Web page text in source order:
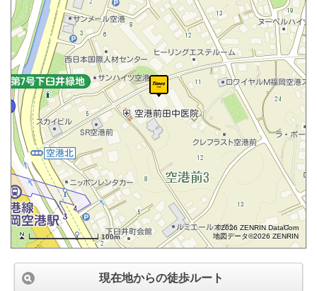
100m
©2026 ZENRIN DataCom
地図データ©2026 ZENRIN
現在地からの徒歩ルート